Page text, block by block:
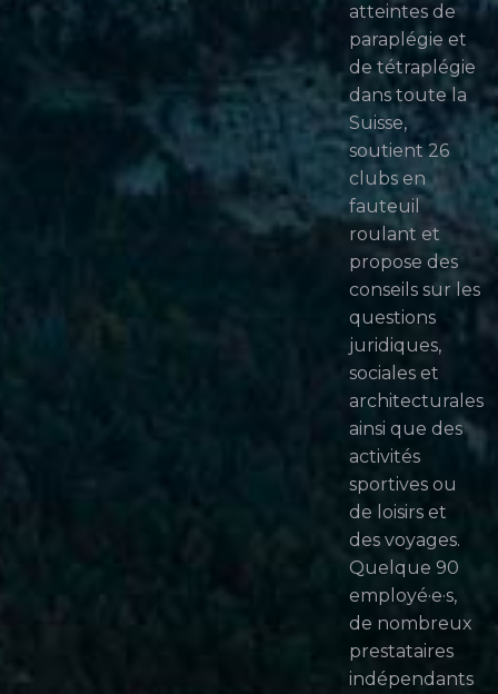
atteintes de
paraplégie et
de tétraplégie
dans toute la
Suisse,
soutient 26
clubs en
fauteuil
roulant et
propose des
conseils sur les
questions
juridiques,
sociales et
architecturales
ainsi que des
activités
sportives ou
de loisirs et
des voyages.
Quelque 90
employé·e·s,
de nombreux
prestataires
indépendants